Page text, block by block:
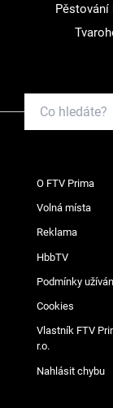
O FTV Prima
Volná místa
Reklama
HbbTV
Podmínky
Cookies
Vlastník FTV
r.o.
Nahlásit chybu